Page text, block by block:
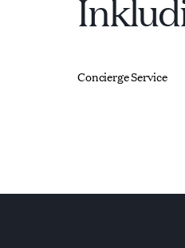
Concierge Service